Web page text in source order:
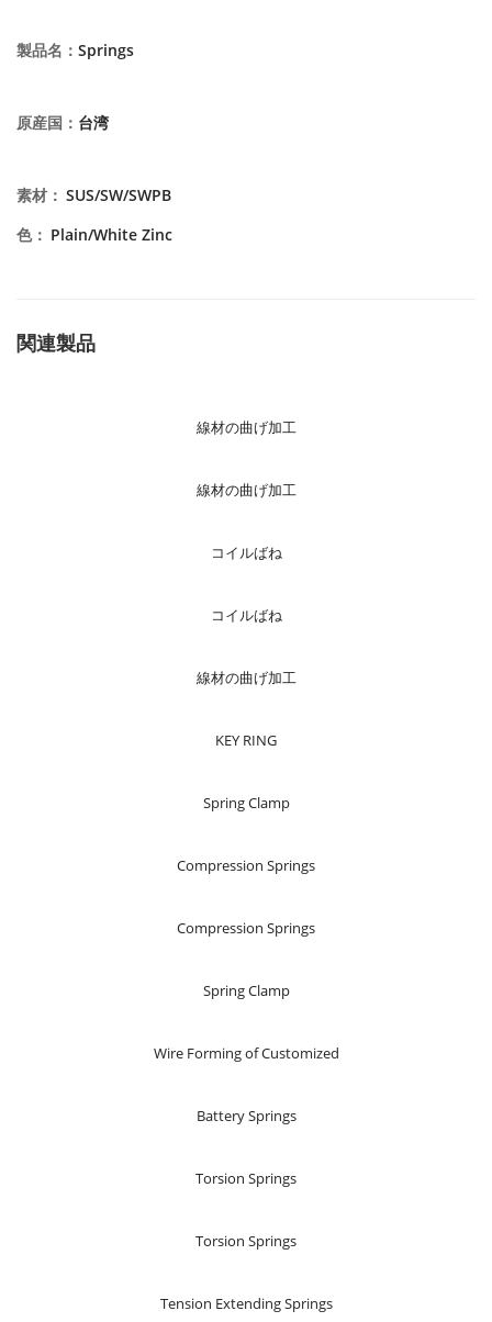
製品名 ： Springs
原産国 ： 台湾
素材 ： SUS/SW/SWPB
色： Plain/White Zinc
関連製品
線材の曲げ加工
線材の曲げ加工
コイルばね
コイルばね
線材の曲げ加工
KEY RING
Spring Clamp
Compression Springs
Compression Springs
Spring Clamp
Wire Forming of Customized
Battery Springs
Torsion Springs
Torsion Springs
Tension Extending Springs